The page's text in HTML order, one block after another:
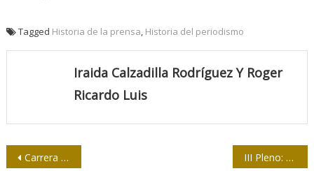
Tagged Historia de la prensa Historia del periodismo
Iraida Calzadilla Rodríguez Y Roger
Ricardo Luis
Navegación
Carrera de Periodismo III Pleno: La prensa cubana en «turno» de laboratorio